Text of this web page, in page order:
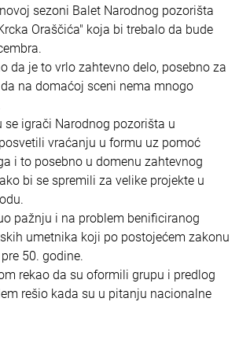
sezoni Balet Narodnog pozorišta
Oraščića" koja bi trebalo da bude
da je to vrlo zahtevno delo, posebno za
na domaćoj sceni nema mnogo
se igrači Narodnog pozorišta u
vraćanju u formu uz pomoć
i to posebno u domenu zahtevnog
bi se spremili za velike projekte u
pažnju i na problem benificiranog
umetnika koji po postojećem zakonu
50. godine.
rekao da su oformili grupu i predlog
rešio kada su u pitanju nacionalne